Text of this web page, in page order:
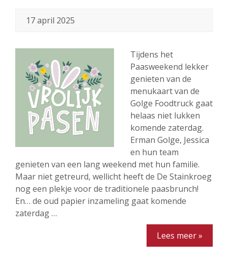
17 april 2025
Tijdens het
Paasweekend lekker
genieten van de
menukaart van de
Golge Foodtruck gaat
helaas niet lukken
komende zaterdag.
Erman Golge, Jessica
en hun team
genieten van een lang weekend met hun familie.
Maar niet getreurd, wellicht heeft de De Stainkroeg
nog een plekje voor de traditionele paasbrunch!
En… de oud papier inzameling gaat komende
zaterdag …
Lees meer »